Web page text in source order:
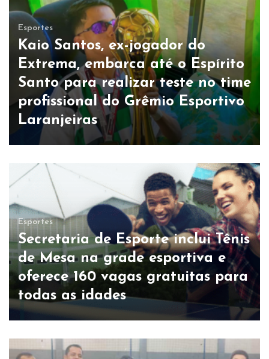
Esportes
Kaio Santos, ex-jogador do
Extrema, embarca até o Espírito
Santo para realizar teste no time
profissional do Grêmio Esportivo
Laranjeiras
Esportes
Secretaria de Esporte inclui Tênis
de Mesa na grade esportiva e
oferece 160 vagas gratuitas para
todas as idades